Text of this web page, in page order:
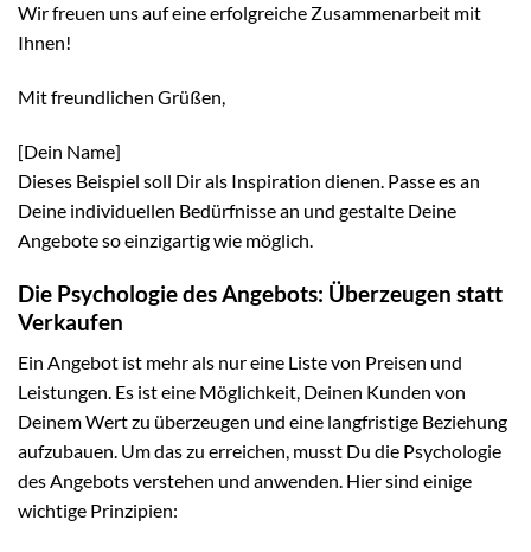
Wir freuen uns auf eine erfolgreiche Zusammenarbeit mit
Ihnen!
Mit freundlichen Grüßen,
[Dein Name]
Dieses Beispiel soll Dir als Inspiration dienen. Passe es an
Deine individuellen Bedürfnisse an und gestalte Deine
Angebote so einzigartig wie möglich.
Die Psychologie des Angebots: Überzeugen statt
Verkaufen
Ein Angebot ist mehr als nur eine Liste von Preisen und
Leistungen. Es ist eine Möglichkeit, Deinen Kunden von
Deinem Wert zu überzeugen und eine langfristige Beziehung
aufzubauen. Um das zu erreichen, musst Du die Psychologie
des Angebots verstehen und anwenden. Hier sind einige
wichtige Prinzipien: